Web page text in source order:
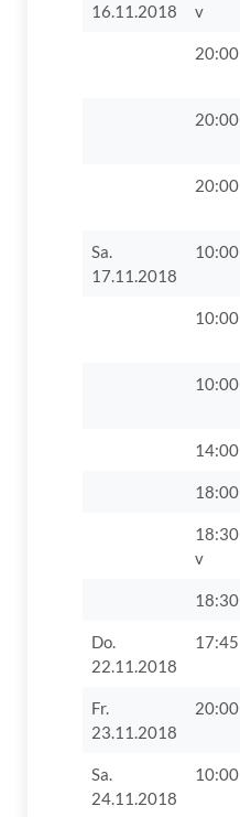
16.11.2018
v
20:00
20:00
20:00
Sa.
17.11.2018
10:00
10:00
10:00
14:00
18:00
18:30
v
18:30
Do.
22.11.2018
17:45
Fr.
23.11.2018
20:00
Sa.
24.11.2018
10:00